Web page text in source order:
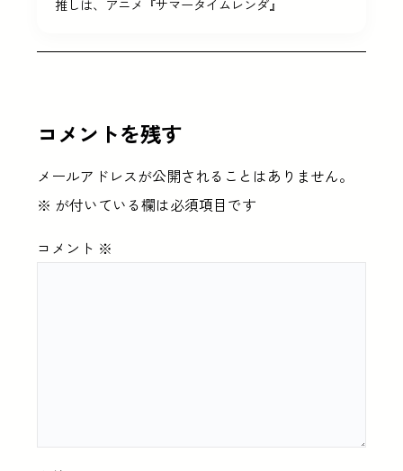
コメントを残す
メールアドレスが公開されることはありません。
※ が付いている欄は必須項目です
コメント ※